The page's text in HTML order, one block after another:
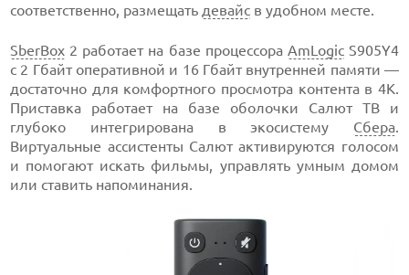
соответственно, размещать девайс в удобном месте.
SberBox 2 работает на базе процессора AmLogicS905Y4
с 2 Гбайт оперативной и 16 Гбайт внутренней памяти —
достаточно для комфортного просмотра контента в 4К.
Приставка работает на базе оболочки Салют ТВ и
глубоко интегрирована в экосистему Сбера.
Виртуальные ассистенты Салют активируются голосом
и помогают искать фильмы, управлять умным домом
или ставить напоминания.